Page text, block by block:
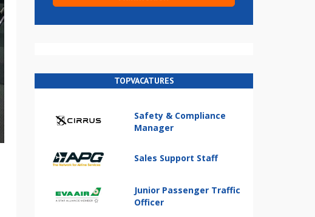
TOPVACATURES
Safety & Compliance
Manager
Sales Support Staff
Junior Passenger Traffic
Officer